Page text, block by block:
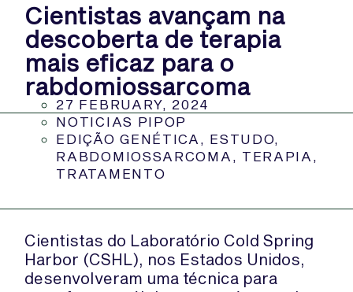
Cientistas avançam na
descoberta de terapia
mais eficaz para o
rabdomiossarcoma
27 FEBRUARY, 2024
NOTICIAS PIPOP
EDIÇÃO GENÉTICA
ESTUDO
RABDOMIOSSARCOMA
TERAPIA
TRATAMENTO
Cientistas do Laboratório Cold Spring
Harbor (CSHL), nos Estados Unidos,
desenvolveram uma técnica para